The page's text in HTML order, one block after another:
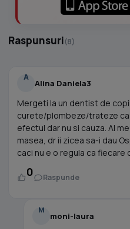
Raspunsuri(8)
A
Alina Daniela3
Mergeti la un dentist de
curete/plombeze/trateze
efectul dar nu si cauza. Al
masea, dr ii zicea sa-i dau
caci nu e o regula ca fiecare
0 Raspunde
M
moni-laura